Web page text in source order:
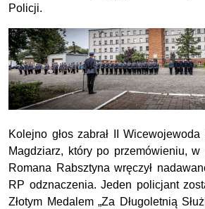
Policji.
Kolejno głos zabrał II Wicewojewoda
Magdziarz, który po przemówieniu, w
Romana Rabsztyna wręczył
RP odznaczenia. Jeden policjant
Złotym Medalem „Za Długoletnią